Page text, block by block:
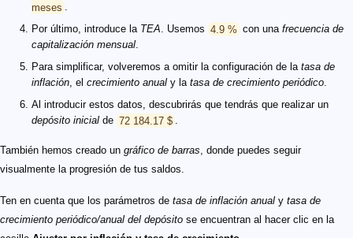
meses .
Por último, introduce la TEA. Usemos 4.9 % con una frecuencia de
capitalización mensual.
Para simplificar, volveremos a omitir la configuración de la tasa de
inflación, el crecimiento anual y la tasa de crecimiento periódico.
Al introducir estos datos, descubrirás que tendrás que realizar un
depósito inicial de 72 184.17 $ .
También hemos creado un gráfico de barras, donde puedes seguir
visualmente la progresión de tus saldos.
Ten en cuenta que los parámetros de tasa de inflación anual y tasa de
crecimiento periódico/anual del depósito se encuentran al hacer clic en la